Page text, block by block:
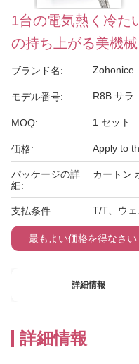
1台の電気熱く冷た
の持ち上がる美機
ブランド名: Zohonice
モデル番号: R8B サラ
MOQ: 1 セット
価格: Apply to
パッケージの詳
細:
カートン
支払条件: T/T、ウ
最もよい価格を得なさい
詳細情報
詳細情報